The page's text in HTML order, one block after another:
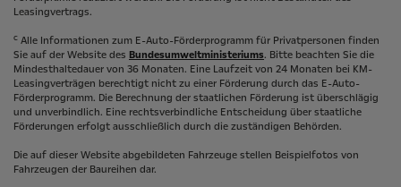
Leasingvertrags.
c Alle Informationen zum E-Auto-Förderprogramm für Privatpersonen finden
Sie auf der Website des Bundesumweltministeriums. Bitte beachten Sie die
Mindesthaltedauer von 36 Monaten. Eine Laufzeit von 24 Monaten bei KM-
Leasingverträgen berechtigt nicht zu einer Förderung durch das E-Auto-
Förderprogramm. Die Berechnung der staatlichen Förderung ist überschlägig
und unverbindlich. Eine rechtsverbindliche Entscheidung über staatliche
Förderungen erfolgt ausschließlich durch die zuständigen Behörden.
Die auf dieser Website abgebildeten Fahrzeuge stellen Beispielfotos von
Fahrzeugen der Baureihen dar.